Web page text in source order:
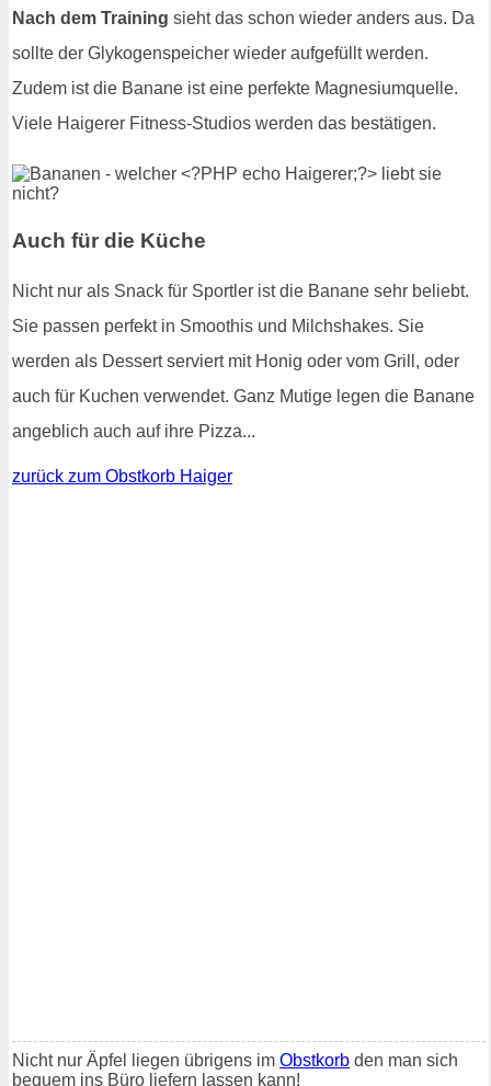
Nach dem Training sieht das schon wieder anders aus. Da
sollte der Glykogenspeicher wieder aufgefüllt werden.
Zudem ist die Banane ist eine perfekte Magnesiumquelle.
Viele Haigerer Fitness-Studios werden das bestätigen.
Auch für die Küche
Nicht nur als Snack für Sportler ist die Banane sehr beliebt.
Sie passen perfekt in Smoothis und Milchshakes. Sie
werden als Dessert serviert mit Honig oder vom Grill, oder
auch für Kuchen verwendet. Ganz Mutige legen die Banane
angeblich auch auf ihre Pizza...
zurück zum Obstkorb Haiger
Nicht nur Äpfel liegen übrigens im Obstkorb den man sich
bequem ins Büro liefern lassen kann!